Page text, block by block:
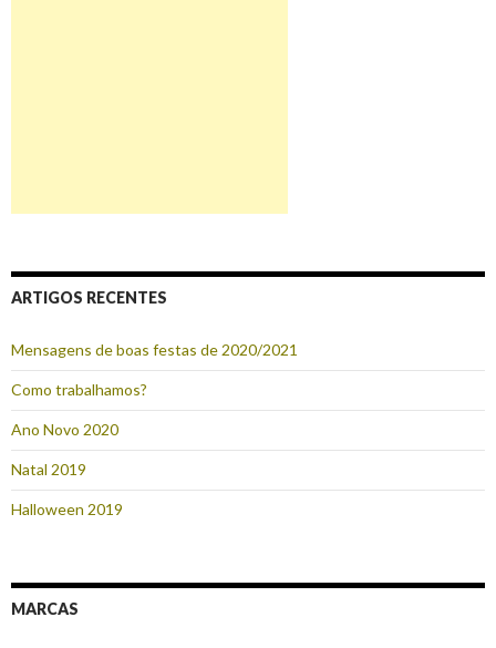
ARTIGOS RECENTES
Mensagens de boas festas de 2020/2021
Como trabalhamos?
Ano Novo 2020
Natal 2019
Halloween 2019
MARCAS